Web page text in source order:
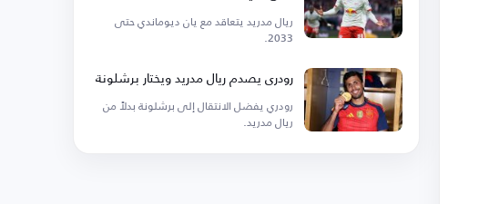
ريال مدريد يتعاقد مع يان ديوماندي حتى
2033.
رودري يصدم ريال مدريد ويختار برشلونة
رودري يفضل الانتقال إلى برشلونة بدلاً من
ريال مدريد.